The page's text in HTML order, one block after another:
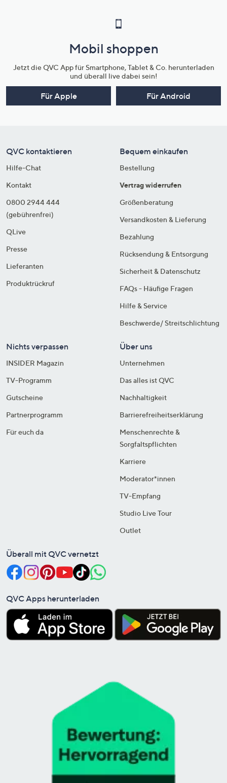
Mobil shoppen
Jetzt die QVC App für Smartphone, Tablet & Co. herunterladen
und überall live dabei sein!
Für Apple Für Android
QVC kontaktieren
Hilfe-Chat
Kontakt
0800 2944 444
(gebührenfrei)
QLive
Presse
Lieferanten
Produktrückruf
Bequem einkaufen
Bestellung
Vertrag widerrufen
Größenberatung
Versandkosten & Lieferung
Bezahlung
Rücksendung & Entsorgung
Sicherheit & Datenschutz
FAQs - Häufige Fragen
Hilfe & Service
Beschwerde/ Streitschlichtung
Nichts verpassen
INSIDER Magazin
TV-Programm
Gutscheine
Partnerprogramm
Für euch da
Über uns
Unternehmen
Das alles ist QVC
Nachhaltigkeit
Barrierefreiheitserklärung
Menschenrechte &
Sorgfaltspflichten
Karriere
Moderator*innen
TV-Empfang
Studio Live Tour
Outlet
Überall mit QVC vernetzt
QVC Apps herunterladen